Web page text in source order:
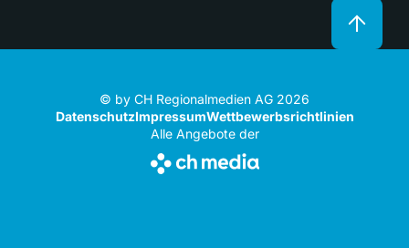
© by CH Regionalmedien AG 2026
DatenschutzImpressumWettbewerbsrichtlinien
Alle Angebote der